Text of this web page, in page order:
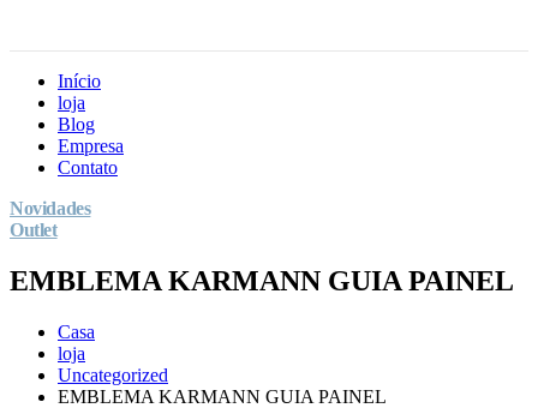
Início
loja
Blog
Empresa
Contato
Novidades
Outlet
EMBLEMA KARMANN GUIA PAINEL
Casa
loja
Uncategorized
EMBLEMA KARMANN GUIA PAINEL